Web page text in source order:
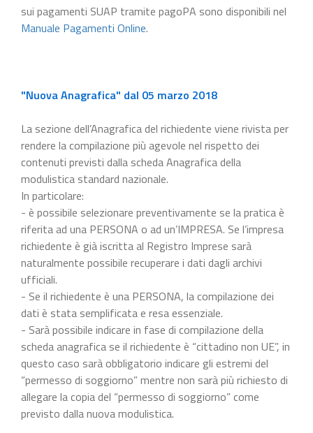
sui pagamenti SUAP tramite pagoPA sono disponibili nel
Manuale Pagamenti Online.
"Nuova Anagrafica" dal 05 marzo 2018
La sezione dell’Anagrafica del richiedente viene rivista per
rendere la compilazione più agevole nel rispetto dei
contenuti previsti dalla scheda Anagrafica della
modulistica standard nazionale.
In particolare:
- è possibile selezionare preventivamente se la pratica è
riferita ad una PERSONA o ad un’IMPRESA. Se l’impresa
richiedente è già iscritta al Registro Imprese sarà
naturalmente possibile recuperare i dati dagli archivi
ufficiali.
- Se il richiedente è una PERSONA, la compilazione dei
dati è stata semplificata e resa essenziale.
- Sarà possibile indicare in fase di compilazione della
scheda anagrafica se il richiedente è “cittadino non UE”, in
questo caso sarà obbligatorio indicare gli estremi del
“permesso di soggiorno” mentre non sarà più richiesto di
allegare la copia del “permesso di soggiorno” come
previsto dalla nuova modulistica.